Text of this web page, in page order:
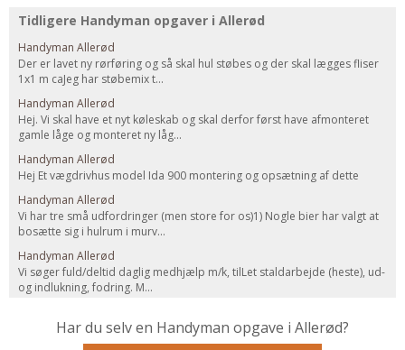
Reparation Og Vedligehold
Varme Og Energi
Andet
MALER
Indendørs
Udendørs
MURER
Reparationer
Om Materialer
Om Værktøj
Tidligere Handyman opgaver i Allerød
Handyman Allerød
Der er lavet ny rørføring og så skal hul støbes og der skal lægges fliser
1x1 m caJeg har støbemix t...
Handyman Allerød
Hej. Vi skal have et nyt køleskab og skal derfor først have afmonteret
gamle låge og monteret ny låg...
Handyman Allerød
Hej Et vægdrivhus model Ida 900 montering og opsætning af dette
Handyman Allerød
Vi har tre små udfordringer (men store for os)1) Nogle bier har valgt at
bosætte sig i hulrum i murv...
Handyman Allerød
Vi søger fuld/deltid daglig medhjælp m/k, tilLet staldarbejde (heste), ud-
og indlukning, fodring. M...
Har du selv en Handyman opgave i Allerød?